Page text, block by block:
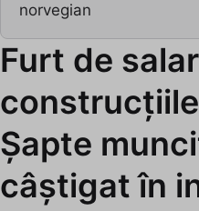
norvegian
Furt de
Șapte
câștigat în